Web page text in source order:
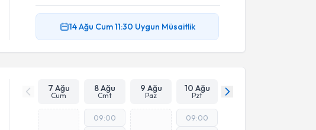
14 Ağu Cum11:30 Uygun Müsaitlik
7 Ağu
Cum
8 Ağu
Cmt
9 Ağu
Paz
10 Ağu
Pzt
09:00
09:00